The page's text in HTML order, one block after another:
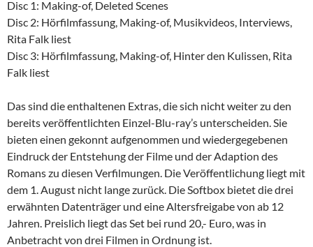
Disc 1: Making-of, Deleted Scenes
Disc 2: Hörfilmfassung, Making-of, Musikvideos, Interviews,
Rita Falk liest
Disc 3: Hörfilmfassung, Making-of, Hinter den Kulissen, Rita
Falk liest
Das sind die enthaltenen Extras, die sich nicht weiter zu den
bereits veröffentlichten Einzel-Blu-ray’s unterscheiden. Sie
bieten einen gekonnt aufgenommen und wiedergegebenen
Eindruck der Entstehung der Filme und der Adaption des
Romans zu diesen Verfilmungen. Die Veröffentlichung liegt mit
dem 1. August nicht lange zurück. Die Softbox bietet die drei
erwähnten Datenträger und eine Altersfreigabe von ab 12
Jahren. Preislich liegt das Set bei rund 20,- Euro, was in
Anbetracht von drei Filmen in Ordnung ist.